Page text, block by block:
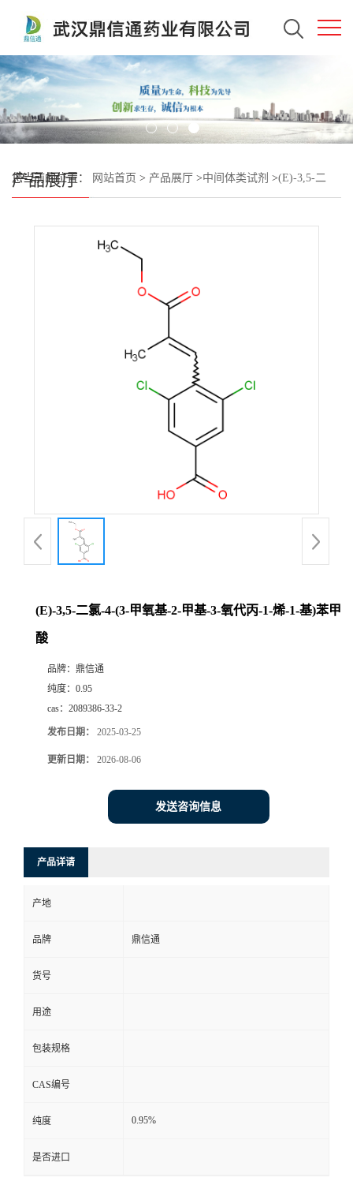
产品展厅
您当前的位置： 网站首页 > 产品展厅 >中间体类试剂 >(E)-3,5-二
(E)-3,5-二氯-4-(3-甲氧基-2-甲基-3-氧代丙-1-烯-1-基)苯甲
酸
品牌： 鼎信通
纯度： 0.95
cas： 2089386-33-2
发布日期： 2025-03-25
更新日期： 2026-08-06
发送咨询信息
产品详请
产地
品牌 鼎信通
货号
用途
包装规格
CAS编号
纯度 0.95%
是否进口